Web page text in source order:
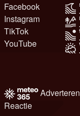
Facebook
Instagram
TikTok
YouTube
Adverteren
Reactie